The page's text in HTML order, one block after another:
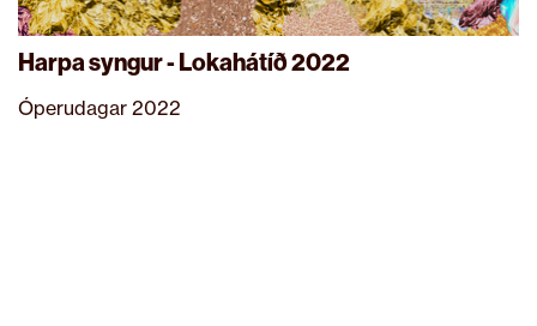
Harpa syngur - Lokahátíð 2022
Óperudagar 2022